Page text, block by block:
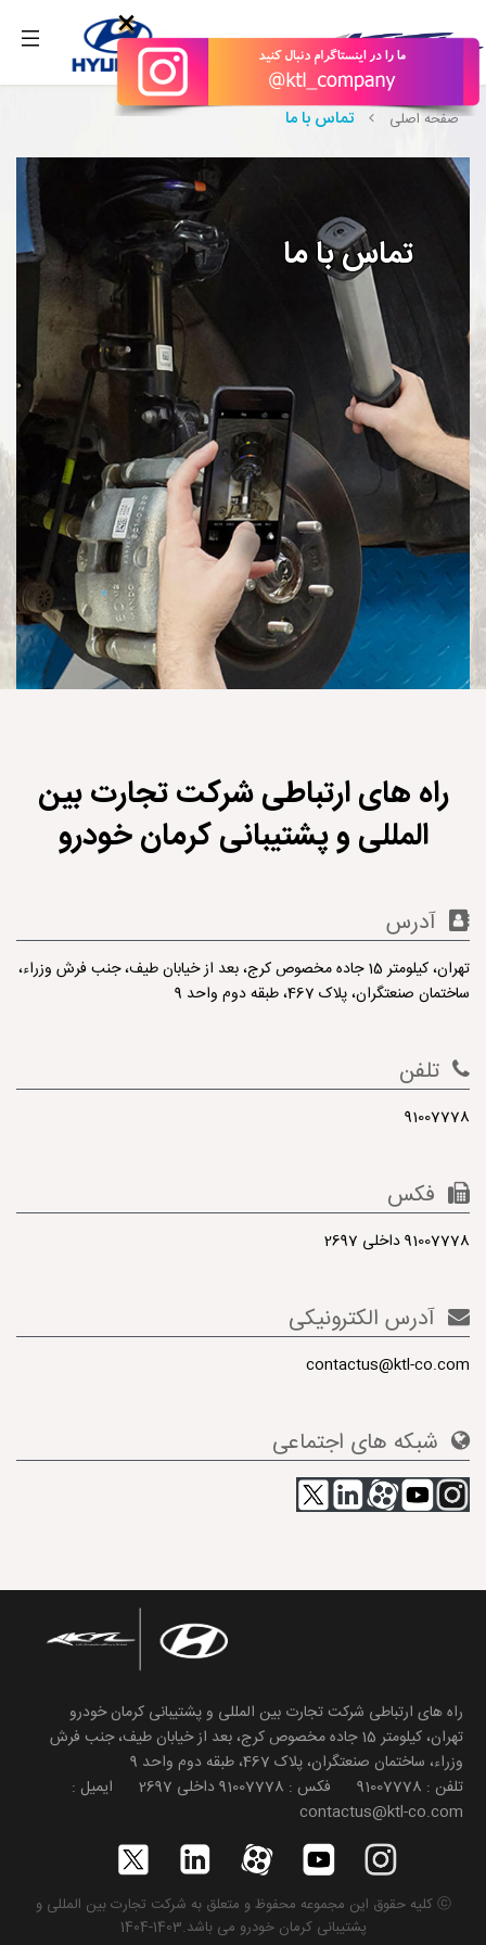
×
صفحه اصلی تماس با ما
تماس با ما
راه های ارتباطی شرکت تجارت بین
المللی و پشتیبانی کرمان خودرو
آدرس
تهران، کیلومتر 15 جاده مخصوص کرج، بعد از خیابان طیف، جنب فرش وزراء،
ساختمان صنعتگران، پلاک 467، طبقه دوم واحد 9
تلفن
91007778
فکس
91007778 داخلی 2697
آدرس الکترونیکی
contactus@ktl-co.com
شبکه های اجتماعی
راه های ارتباطی شرکت تجارت بین المللی و پشتیبانی کرمان خودرو
تهران، کیلومتر 15 جاده مخصوص کرج، بعد از خیابان طیف، جنب فرش
وزراء، ساختمان صنعتگران، پلاک 467، طبقه دوم واحد 9
تلفن : 91007778 فکس : 91007778 داخلی 2697 ایمیل :
contactus@ktl-co.com
ⓒ کلیه حقوق این مجموعه محفوظ و متعلق به شرکت تجارت بین المللی و
پشتیبانی کرمان خودرو می باشد.1403-1404